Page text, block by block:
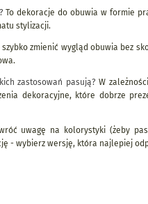
To dekoracje do obuwia w formie
stylizacji.
zmienić wygląd obuwia bez
zastosowań pasują? W
dekoracyjne, które dobrze
uwagę na kolorystyki (żeby
- wybierz wersję, która najlepiej